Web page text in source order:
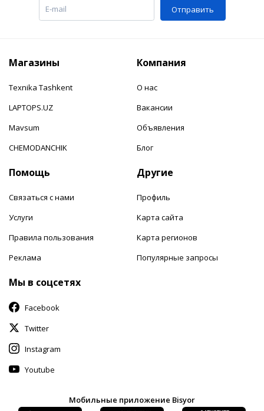
Отправить
Магазины
Texnika Tashkent
LAPTOPS.UZ
Mavsum
CHEMODANCHIK
Компания
О нас
Вакансии
Объявления
Блог
Помощь
Связаться с нами
Услуги
Правила пользования
Реклама
Другие
Профиль
Карта сайта
Карта регионов
Популярные запросы
Мы в соцсетях
Facebook
Twitter
Instagram
Youtube
Мобильные приложение Bisyor